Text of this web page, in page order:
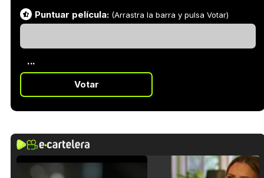
Puntuar película: (Arrastra la barra y pulsa Votar)
...
Votar